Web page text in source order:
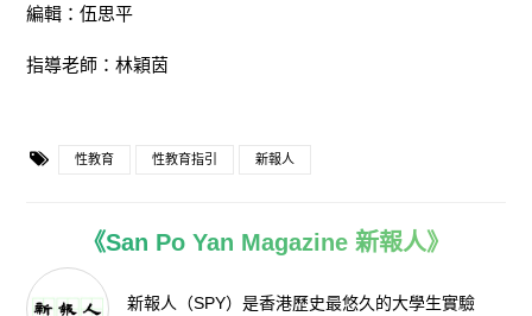
編輯：伍思平
指導老師：林穎茵
性教育 性教育指引 新報人
《San Po Yan Magazine 新報人》
新報人（SPY）是香港歷史最悠久的大學生實驗